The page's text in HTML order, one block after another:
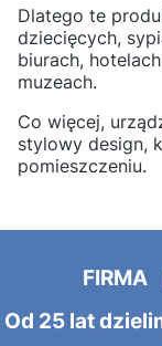
Dlatego te
dziecięcych,
biurach,
muzeach.
Co więcej,
stylowy design,
pomieszczeniu.
FIRMA
Od 25 lat